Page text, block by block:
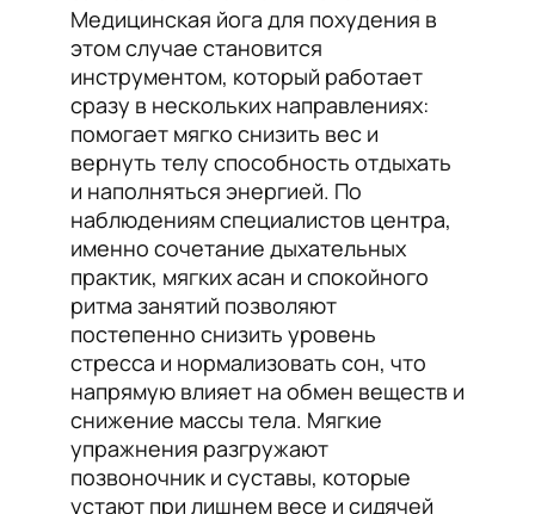
Медицинская йога для похудения в
этом случае становится
инструментом, который работает
сразу в нескольких направлениях:
помогает мягко снизить вес и
вернуть телу способность отдыхать
и наполняться энергией. По
наблюдениям специалистов центра,
именно сочетание дыхательных
практик, мягких асан и спокойного
ритма занятий позволяют
постепенно снизить уровень
стресса и нормализовать сон, что
напрямую влияет на обмен веществ и
снижение массы тела. Мягкие
упражнения разгружают
позвоночник и суставы, которые
устают при лишнем весе и сидячей